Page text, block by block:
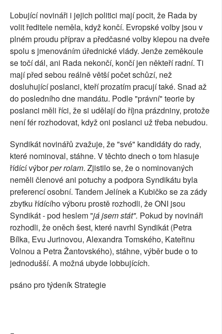
Lobující novináři i jejich politici mají pocit, že Rada by
volit ředitele neměla, když končí. Evropské volby jsou v
plném proudu příprav a předčasné volby klepou na dveře
spolu s jmenováním úřednické vlády. Jenže zeměkoule
se točí dál, ani Rada nekončí, končí jen někteří radní. Ti
mají před sebou reálně větší počet schůzí, než
dosluhující poslanci, kteří prozatím pracují také. Snad až
do posledního dne mandátu. Podle "právní" teorie by
poslanci měli říci, že si udělají do října prázdniny, protože
není fér rozhodovat, když oni poslanci už třeba nebudou.
Syndikát novinářů zvažuje, že "své" kandidáty do rady,
které nominoval, stáhne. V těchto dnech o tom hlasuje
řídící výborper rolam. Zjistilo se, že o nominovaných
neměli členové ani potuchy a podpora Syndikátu byla
preferencí osobní. Tandem Jelínek a Kubičko se za zády
zbytku řídícího výboru prostě rozhodli, že ONI jsou
Syndikát - pod heslem "já jsem stát". Pokud by novináři
rozhodli, že oněch šest, které navrhl Syndikát (Petra
Bílka, Evu Jurinovou, Alexandra Tomského, Kateřinu
Volnou a Petra Žantovského), stáhne, výběr bude o to
jednodušší. A možná ubyde lobbujících.
psáno pro týdeník Strategie